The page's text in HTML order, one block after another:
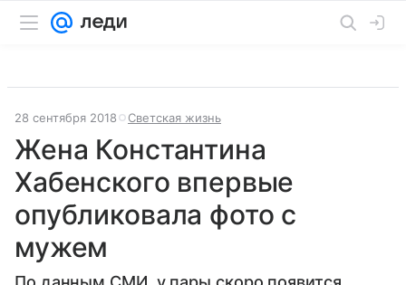
28 сентября 2018 Светская жизнь
Жена Константина
Хабенского впервые
опубликовала фото с
мужем